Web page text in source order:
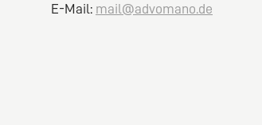
E-Mail: mail@advomano.de